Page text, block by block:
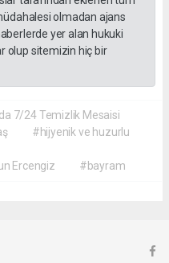
olmadan ajans
yer alan hukuki
olup sitemizin hiç bir
7/24 Temizlik Mesaisi
#hijyenik ve huzurlu
Ercengiz
#bayram